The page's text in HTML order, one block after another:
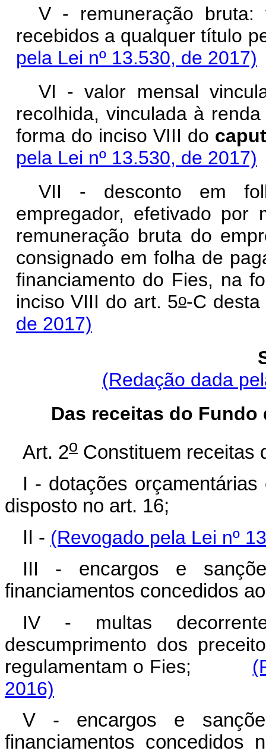
V - remuneração bruta:
recebidos a qualquer
pela Lei nº 13.530, de 2017)
VI - valor mensal
recolhida, vinculada à
forma do inciso VIII do
pela Lei nº 13.530, de 2017)
VII - desconto em
empregador, efetivado por
remuneração bruta do
consignado em folha de
financiamento do Fies, na
inciso VIII do art. 5o-C
de 2017)
(Redação dada
Das receitas do
Art. 2o Constituem receitas
I - dotações
disposto no art. 16;
II - (Revogado pela Lei nº
III - encargos e
financiamentos concedidos
IV - multas
descumprimento dos
regulamentam o Fies;
2016)
V - encargos e
financiamentos concedidos